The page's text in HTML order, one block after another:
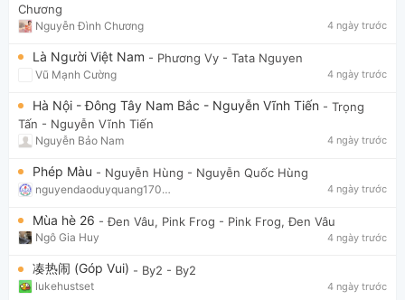
Chương
Nguyễn Đình Chương 4 ngày trước
Là Người Việt Nam - Phương Vy - Tata Nguyen
Vũ Mạnh Cường 4 ngày trước
Hà Nội - Đông Tây Nam Bắc - Nguyễn Vĩnh Tiến - Trọng
Tấn - Nguyễn Vĩnh Tiến
Nguyễn Bảo Nam 4 ngày trước
Phép Màu - Nguyễn Hùng - Nguyễn Quốc Hùng
nguyendaoduyquang17021 4 ngày trước
Mùa hè 26 - Đen Vâu, Pink Frog - Pink Frog, Đen Vâu
Ngô Gia Huy 4 ngày trước
凑热闹 (Góp Vui) - By2 - By2
lukehustset 4 ngày trước